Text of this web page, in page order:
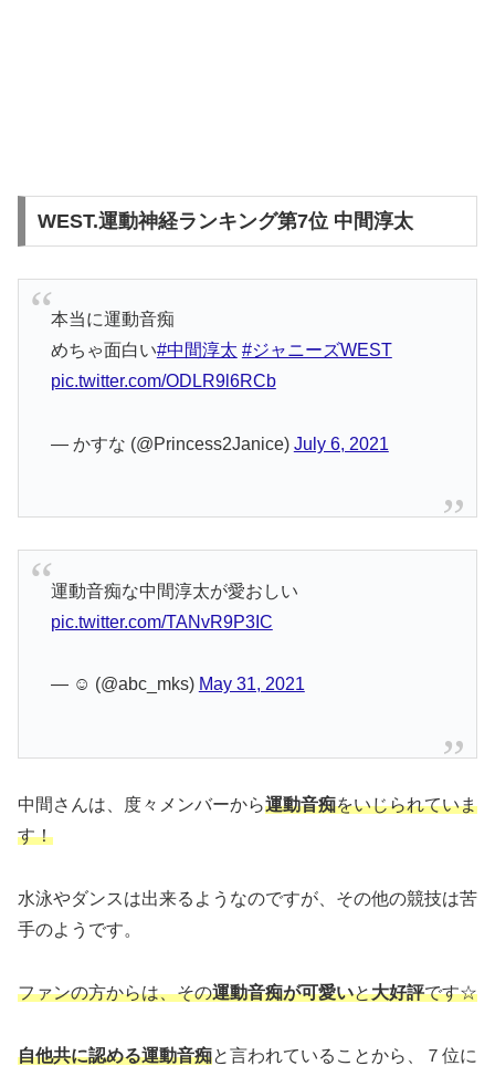
WEST.運動神経ランキング第7位 中間淳太
本当に運動音痴
めちゃ面白い#中間淳太 #ジャニーズWEST
pic.twitter.com/ODLR9l6RCb
— かすな (@Princess2Janice) July 6, 2021
運動音痴な中間淳太が愛おしい
pic.twitter.com/TANvR9P3IC
— ☺️ (@abc_mks) May 31, 2021
中間さんは、度々メンバーから運動音痴をいじられていま
す！
水泳やダンスは出来るようなのですが、その他の競技は苦
手のようです。
ファンの方からは、その運動音痴が可愛いと大好評です☆
自他共に認める運動音痴と言われていることから、７位に